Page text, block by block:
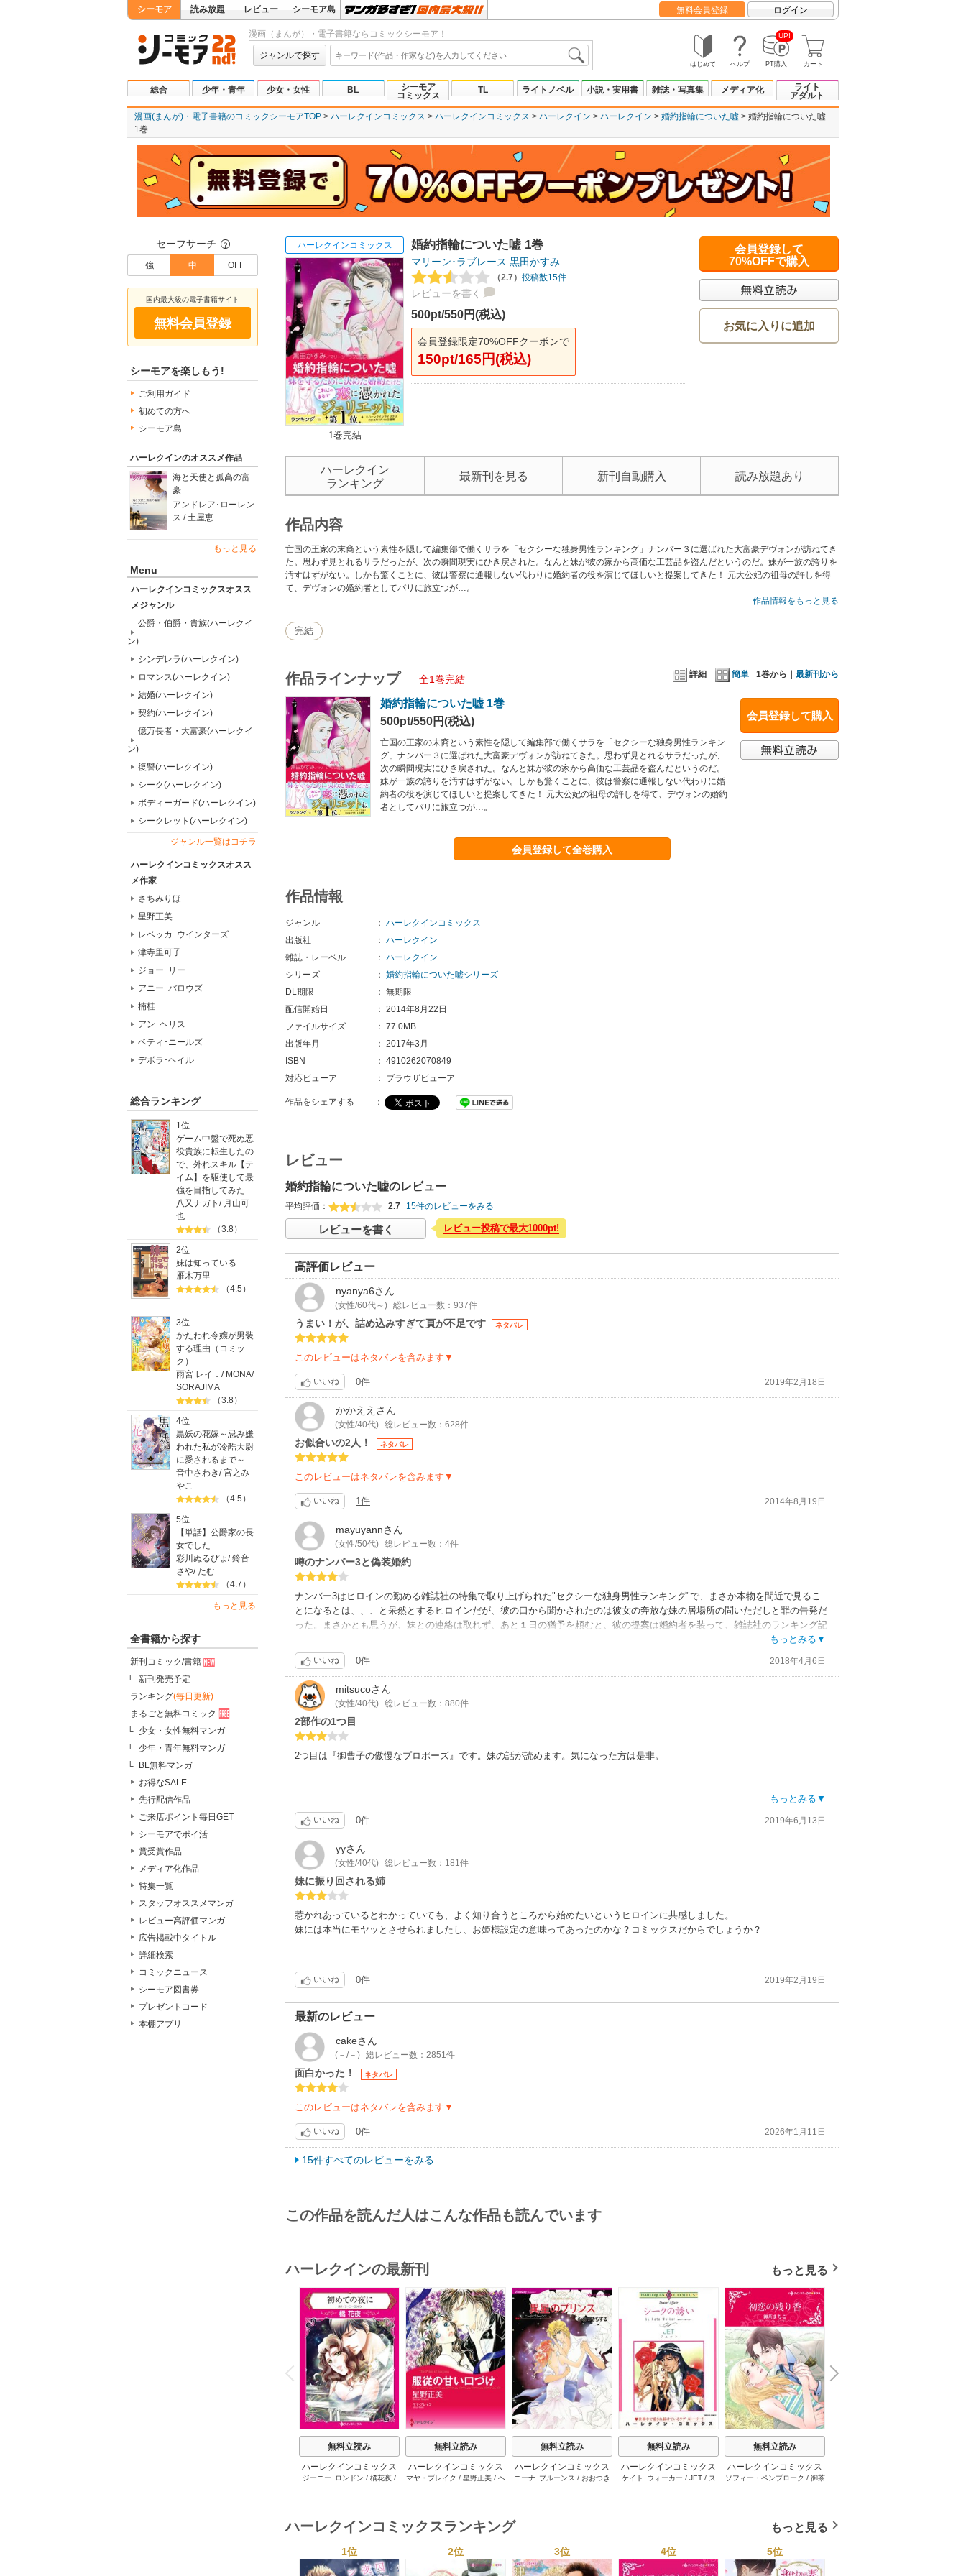
シーモア 読み放題 レビュー シーモア島 無料会員登録 ログイン
漫画（まんが）・電子書籍ならコミックシーモア！
ジャンルで探す
はじめて ヘルプ
UP!
PT購入 カート
総合 少年・青年 少女・女性 BL
シーモア
コミックス
TL ライトノベル 小説・実用書 雑誌・写真集 メディア化
ライト
アダルト
漫画(まんが)・電子書籍のコミックシーモアTOP ハーレクインコミックス ハーレクインコミックス ハーレクイン ハーレクイン 婚約指輪についた嘘
婚約指輪についた嘘
1巻
セーフサーチ ？
強 中 OFF
国内最大級の電子書籍サイト
無料会員登録
シーモアを楽しもう!
ご利用ガイド
初めての方へ
シーモア島
ハーレクインのオススメ作品
海と天使と孤高の富
豪
アンドレア･ローレン
ス / 土屋恵
もっと見る
Menu
ハーレクインコミックスオスス
メジャンル
公爵・伯爵・貴族(ハーレクイ
ン)
シンデレラ(ハーレクイン)
ロマンス(ハーレクイン)
結婚(ハーレクイン)
契約(ハーレクイン)
億万長者・大富豪(ハーレクイ
ン)
復讐(ハーレクイン)
シーク(ハーレクイン)
ボディーガード(ハーレクイン)
シークレット(ハーレクイン)
ジャンル一覧はコチラ
ハーレクインコミックスオスス
メ作家
さちみりほ
星野正美
レベッカ･ウインターズ
津寺里可子
ジョー･リー
アニー･バロウズ
楠桂
アン･ヘリス
ベティ･ニールズ
デボラ･ヘイル
総合ランキング
1位
ゲーム中盤で死ぬ悪
役貴族に転生したの
で、外れスキル【テ
イム】を駆使して最
強を目指してみた
八又ナガト / 月山可
也
（3.8）
2位
妹は知っている
雁木万里
（4.5）
3位
かたわれ令嬢が男装
する理由（コミッ
ク）
雨宮 レイ． / MONA/
SORAJIMA
（3.8）
4位
黒妖の花嫁～忌み嫌
われた私が冷酷大尉
に愛されるまで～
音中さわき/宮之み
やこ
（4.5）
5位
【単話】公爵家の長
女でした
彩川ぬるぴょ /鈴音
さや/たむ
（4.7）
もっと見る
全書籍から探す
新刊コミック/書籍
新刊発売予定
ランキング(毎日更新)
まるごと無料コミック
少女・女性無料マンガ
少年・青年無料マンガ
BL無料マンガ
お得なSALE
先行配信作品
ご来店ポイント毎日GET
シーモアでポイ活
賞受賞作品
メディア化作品
特集一覧
スタッフオススメマンガ
レビュー高評価マンガ
広告掲載中タイトル
詳細検索
コミックニュース
シーモア図書券
プレゼントコード
本棚アプリ
ハーレクインコミックス
1巻完結
婚約指輪についた嘘 1巻
マリーン･ラブレース 黒田かすみ
（2.7） 投稿数15件
レビューを書く
500pt/550円(税込)
会員登録限定70%OFFクーポンで
150pt/165円(税込)
会員登録して
70%OFFで購入
お気に入りに追加
ハーレクイン
ランキング
最新刊を見る 新刊自動購入 読み放題あり
作品内容
亡国の王家の末裔という素性を隠して編集部で働くサラを「セクシーな独身男性ランキング」ナンバー３に選ばれた大富豪デヴォンが訪ねてき
た。思わず見とれるサラだったが、次の瞬間現実にひき戻された。なんと妹が彼の家から高価な工芸品を盗んだというのだ。妹が一族の誇りを
汚すはずがない。しかも驚くことに、彼は警察に通報しない代わりに婚約者の役を演じてほしいと提案してきた！ 元大公妃の祖母の許しを得
て、デヴォンの婚約者としてパリに旅立つが…。
作品情報をもっと見る
完結
詳細 簡単 1巻から｜ 最新刊から
作品ラインナップ 全1巻完結
会員登録して購入
婚約指輪についた嘘 1巻
500pt/550円(税込)
亡国の王家の末裔という素性を隠して編集部で働くサラを「セクシーな独身男性ランキン
グ」ナンバー３に選ばれた大富豪デヴォンが訪ねてきた。思わず見とれるサラだったが、
次の瞬間現実にひき戻された。なんと妹が彼の家から高価な工芸品を盗んだというのだ。
妹が一族の誇りを汚すはずがない。しかも驚くことに、彼は警察に通報しない代わりに婚
約者の役を演じてほしいと提案してきた！ 元大公妃の祖母の許しを得て、デヴォンの婚約
者としてパリに旅立つが…。
会員登録して全巻購入
作品情報
ジャンル ： ハーレクインコミックス
出版社
： ハーレクイン
雑誌・レーベル
： ハーレクイン
シリーズ
： 婚約指輪についた嘘シリーズ
DL期限
： 無期限
配信開始日
： 2014年8月22日
ファイルサイズ
： 77.0MB
出版年月
： 2017年3月
ISBN
： 4910262070849
対応ビューア
： ブラウザビューア
作品をシェアする ：
レビュー
婚約指輪についた嘘のレビュー
平均評価： 2.7 15件のレビューをみる
レビューを書く レビュー投稿で最大1000pt!
高評価レビュー
nyanya6さん
(女性/60代～) 総レビュー数：937件
うまい！が、詰め込みすぎて頁が不足です ネタバレ
このレビューはネタバレを含みます▼
いいね 0件 2019年2月18日
かかええ さん
(女性/40代) 総レビュー数：628件
お似合いの2人！ ネタバレ
このレビューはネタバレを含みます▼
いいね 1件 2014年8月19日
mayuyannさん
(女性/50代) 総レビュー数：4件
噂のナンバー3と偽装婚約
ナンバー3はヒロインの勤める雑誌社の特集で取り上げられた"セクシーな独身男性ランキング"で、まさか本物を間近で見るこ
とになるとは、、、と呆然とするヒロインだが、彼の口から聞かされたのは彼女の奔放な妹の居場所の問いただしと罪の告発だ
った。まさかとも思うが、妹との連絡は取れず、あと１日の猶予を頼むと、彼の提案は婚約者を装って、雑誌社のランキング記
雑誌社の編集長はノリノリで密着取材を申し込むが、、、
清楚な亡国のお姫さまと、成功したCEOのラブロマンスと共に、ハプニングなサスペンスが黒田先生らしい。
次作と共にヒーローがハーレクインらしくハイスペック。
もっとみる▼
いいね 0件 2018年4月6日
mitsucoさん
(女性/40代) 総レビュー数：880件
2部作の1つ目
2つ目は『御曹子の傲慢なプロポーズ』です。妹の話が読めます。気になった方は是非。
ハーレクインはいつもページ数で文句いいたくなってしまう。いい話もそれで損をしてると思うし。だいたい１つの話が125ペ
ージって普通のコミックで考えても少ないし、金額面も安くないし。ここで言うことではないけど。
黒田先生のハーレクイン好きです。まとめ方も上手なんだけど～、、、男の人がじれじれしてるのは面白く可愛い。掛け合いの
台詞も好きです。
もっとみる▼
いいね 0件 2019年6月13日
yyさん
(女性/40代) 総レビュー数：181件
妹に振り回される姉
惹かれあっているとわかっていても、よく知り合うところから始めたいというヒロインに共感しました。
妹には本当にモヤッとさせられましたし、お姫様設定の意味ってあったのかな？コミックスだからでしょうか？
いいね 0件 2019年2月19日
最新のレビュー
cakeさん
(－/－) 総レビュー数：2851件
面白かった！ ネタバレ
このレビューはネタバレを含みます▼
いいね 0件 2026年1月11日
15件すべてのレビューをみる
この作品を読んだ人はこんな作品も読んでいます
ハーレクインの最新刊 もっと見る
P
r
e
i
o
u
s
無料立読み
ハーレクインコミックス
セット 2026年 vol.1064
ジーニー･ロンドン / 橘花夜 /
無料立読み
ハーレクインコミックス
セット 2026年 vol.1002
マヤ・ブレイク / 星野正美 / ヘ
無料立読み
ハーレクインコミックス
セット 2026年 vol.1063
ニーナ･ブルーンス / おおつき
無料立読み
ハーレクインコミックス
セット 2026年 vol.1001
ケイト･ウォーカー / JET/ ス
無料立読み
ハーレクインコミックス
セット 2026年 vol.1062
ソフィー・ペンブローク / 御茶
一ノ関りん子
N
e
x
t
ハーレクインコミックスランキング もっと見る
1位 2位 3位 4位 5位